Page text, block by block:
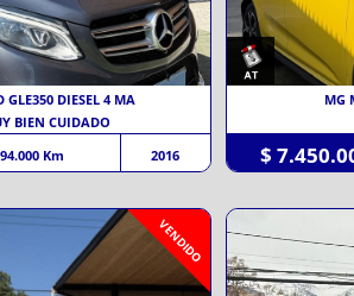
GLE350 DIESEL 4 MA
BIEN CUIDADO
94.000 Km 2016
MG
$
VENDIDO